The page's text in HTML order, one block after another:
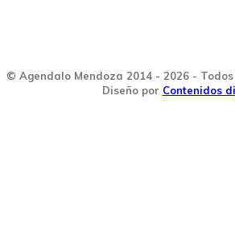
© Agendalo Mendoza 2014 - 2026 -
Diseño por Contenidos